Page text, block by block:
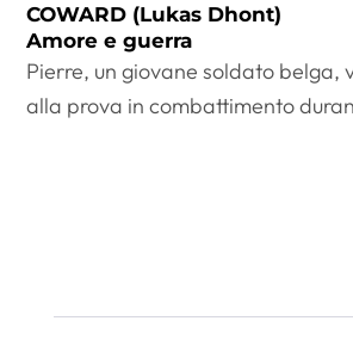
COWARD (Lukas Dhont)
Amore e guerra
Pierre, un giovane soldato belga,
alla prova in combattimento